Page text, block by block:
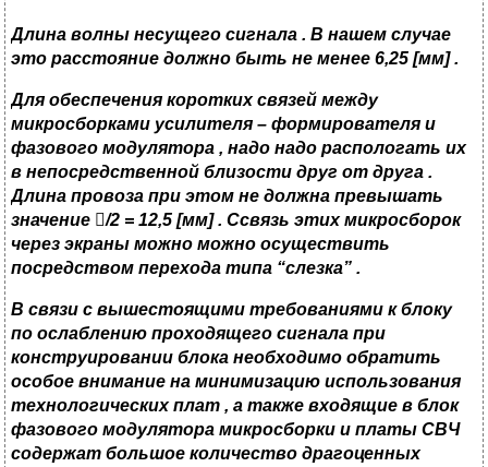
Длина волны несущего сигнала . В нашем случае
это расстояние должно быть не менее 6,25 [мм] .
Для обеспечения коротких связей между
микросборками усилителя – формирователя и
фазового модулятора , надо надо распологать их
в непосредственной близости друг от друга .
Длина провоза при этом не должна превышать
значение /2 = 12,5 [мм]. Ссвязь этих микросборок
через экраны можно можно осуществить
посредством перехода типа “слезка” .
В связи с вышестоящими требованиями к блоку
по ослаблению проходящего сигнала при
конструировании блока необходимо обратить
особое внимание на минимизацию использования
технологических плат , а также входящие в блок
фазового модулятора микросборки и платы СВЧ
содержат большое количество драгоценных